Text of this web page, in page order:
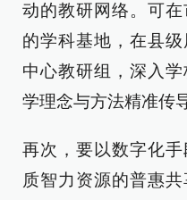
动的教研网络。可
的学科基地，在县
中心教研组，深入
学理念与方法精准传
再次，要以数字化
质智力资源的普惠